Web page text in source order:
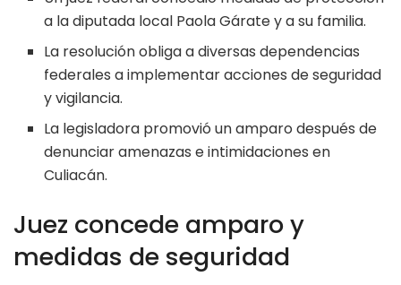
a la diputada local Paola Gárate y a su familia.
La resolución obliga a diversas dependencias
federales a implementar acciones de seguridad
y vigilancia.
La legisladora promovió un amparo después de
denunciar amenazas e intimidaciones en
Culiacán.
Juez concede amparo y
medidas de seguridad